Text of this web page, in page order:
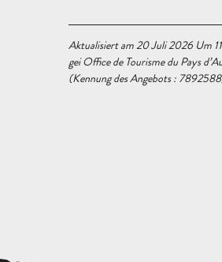
Aktualisiert am 20 Juli 2026 Um
gei Office de Tourisme du Pays
(Kennung des Angebots :7892588